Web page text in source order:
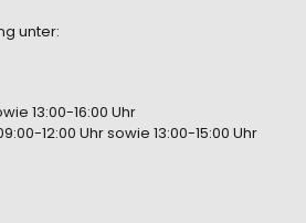
unter:
13:00-16:00 Uhr
12:00 Uhr sowie 13:00-15:00 Uhr